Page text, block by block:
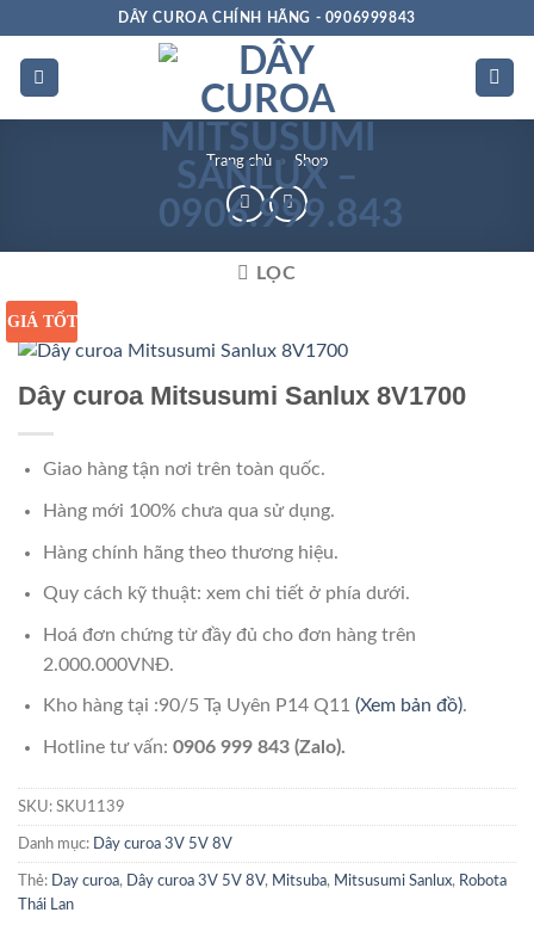
dung
DÂY CUROA CHÍNH HÃNG - 0906999843
Trang chủ » Shop
LỌC
GIÁ TỐT
Dây curoa Mitsusumi Sanlux 8V1700
Giao hàng tận nơi trên toàn quốc.
Hàng mới 100% chưa qua sử dụng.
Hàng chính hãng theo thương hiệu.
Quy cách kỹ thuật: xem chi tiết ở phía dưới.
Hoá đơn chứng từ đầy đủ cho đơn hàng trên
2.000.000VNĐ.
Kho hàng tại :90/5 Tạ Uyên P14 Q11 (Xem bản đồ).
Hotline tư vấn: 0906 999 843 (Zalo).
SKU: SKU1139
Danh mục: Dây curoa 3V 5V 8V
Thẻ: Day curoa, Dây curoa 3V 5V 8V, Mitsuba, Mitsusumi Sanlux, Robota
Thái Lan